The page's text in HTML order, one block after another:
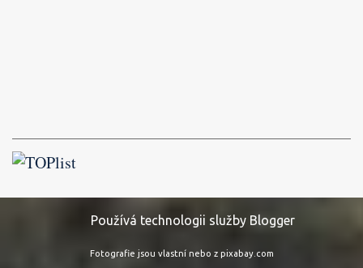
Používá technologii služby Blogger
Fotografie jsou vlastní nebo z pixabay.com